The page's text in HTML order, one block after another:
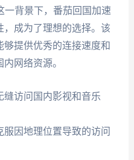
一背景下，番茄回国加速
成为了理想的选择。该
提供优秀的连接速度和
网络资源。
缝访问国内影视和音乐
因地理位置导致的访问